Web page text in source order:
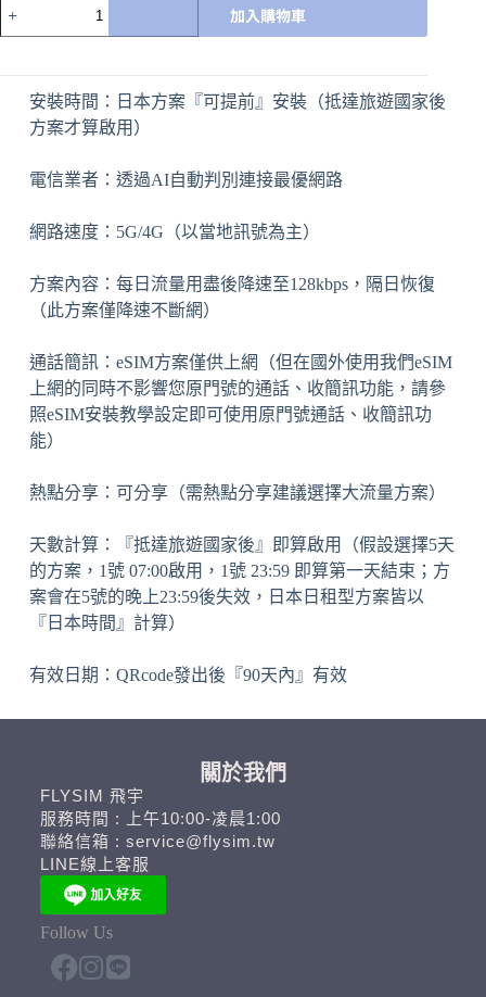
加入購物車
安裝時間：日本方案『可提前』安裝（抵達旅遊國家後
方案才算啟用）
電信業者：透過AI自動判別連接最優網路
網路速度：5G/4G（以當地訊號為主）
方案內容：每日流量用盡後降速至128kbps，隔日恢復
（此方案僅降速不斷網）
通話簡訊：eSIM方案僅供上網（但在國外使用我們eSIM
上網的同時不影響您原門號的通話、收簡訊功能，請參
照eSIM安裝教學設定即可使用原門號通話、收簡訊功
能）
熱點分享：可分享（需熱點分享建議選擇大流量方案）
天數計算：『抵達旅遊國家後』即算啟用（假設選擇5天
的方案，1號 07:00啟用，1號 23:59 即算第一天結束；方
案會在5號的晚上23:59後失效，日本日租型方案皆以
『日本時間』計算）
有效日期：QRcode發出後『90天內』有效
關於我們
FLYSIM 飛宇
服務時間 : 上午10:00-凌晨1:00
聯絡信箱 : service@flysim.tw
LINE線上客服
Follow Us